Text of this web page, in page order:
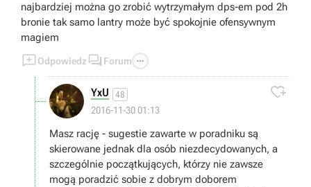
najbardziej można go zrobić wytrzymałym dps-em pod 2h
bronie tak samo lantry może być spokojnie ofensywnym
magiem
Odpowiedz  Forum 
YxU 48
2016-11-30 01:13

Masz rację - sugestie zawarte w poradniku są
skierowane jednak dla osób niezdecydowanych, a
szczególnie początkujących, którzy nie zawsze
mogą poradzić sobie z dobrym doborem